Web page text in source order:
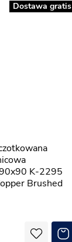
K-2295
Brushed
Dostawa gratis